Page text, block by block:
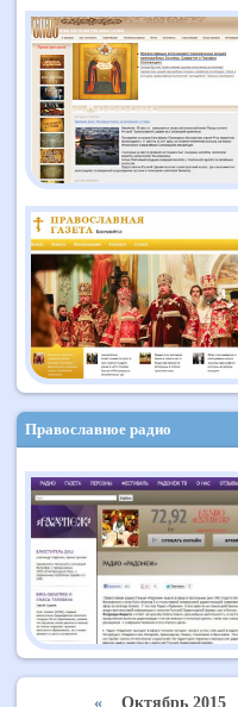
Православное радио
« Октябрь 2015